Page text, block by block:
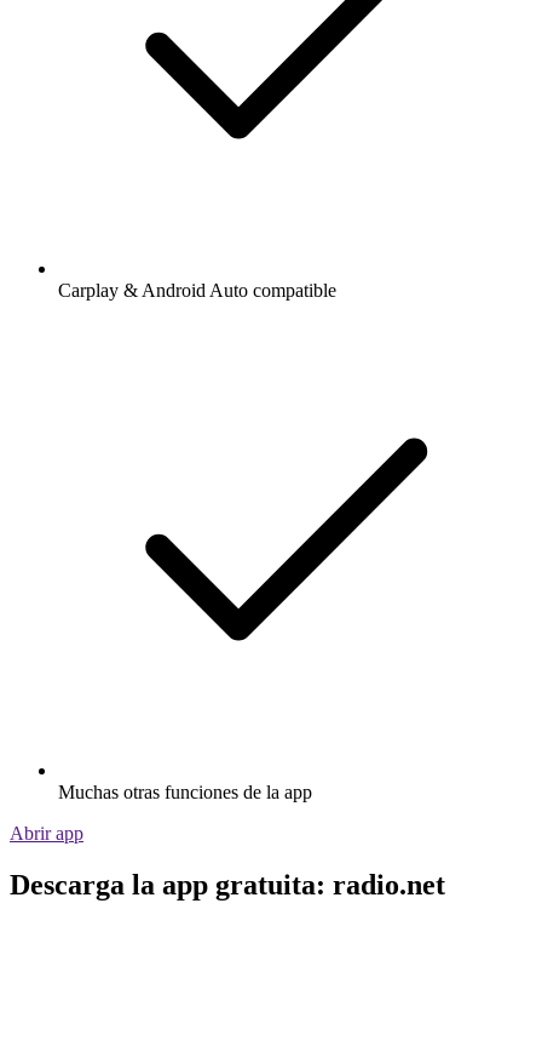
Carplay & Android Auto compatible
Muchas otras funciones de la app
Abrir app
Descarga la app gratuita: radio.net